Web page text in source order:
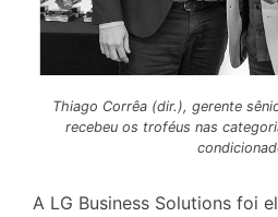
Thiago Corrêa (dir.), gerente
recebeu os troféus nas
A LG Business Solutions foi